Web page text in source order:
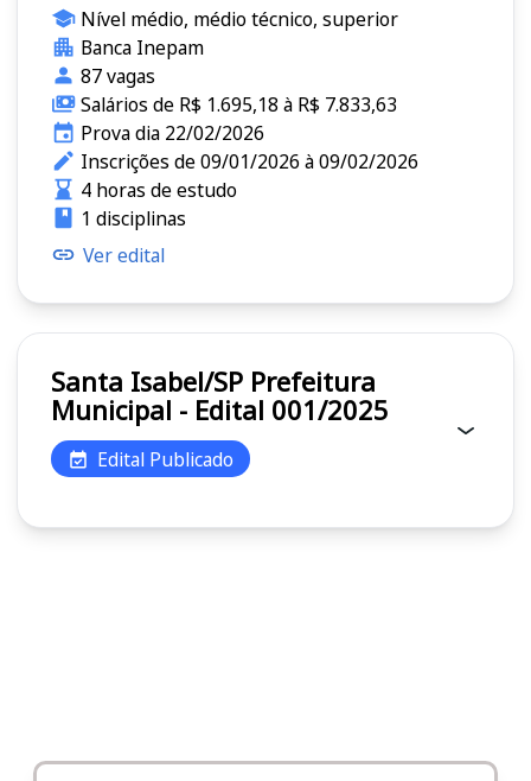
Nível médio, médio técnico, superior
Banca Inepam
87 vagas
Salários de R$ 1.695,18 à R$ 7.833,63
Prova dia 22/02/2026
Inscrições de 09/01/2026 à 09/02/2026
4 horas de estudo
1 disciplinas
Ver edital
Santa Isabel/SP Prefeitura
Municipal - Edital 001/2025
Edital Publicado